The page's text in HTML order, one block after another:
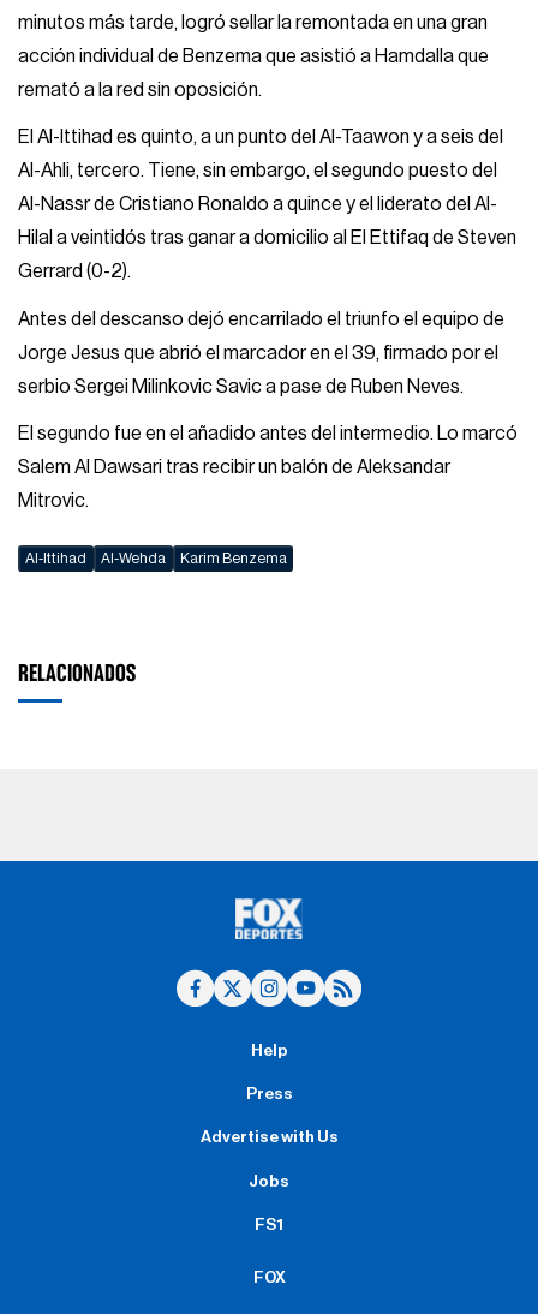
minutos más tarde, logró sellar la remontada en una gran
acción individual de Benzema que asistió a Hamdalla que
remató a la red sin oposición.
El Al-Ittihad es quinto, a un punto del Al-Taawon y a seis del
Al-Ahli, tercero. Tiene, sin embargo, el segundo puesto del
Al-Nassr de Cristiano Ronaldo a quince y el liderato del Al-
Hilal a veintidós tras ganar a domicilio al El Ettifaq de Steven
Gerrard (0-2).
Antes del descanso dejó encarrilado el triunfo el equipo de
Jorge Jesus que abrió el marcador en el 39, firmado por el
serbio Sergei Milinkovic Savic a pase de Ruben Neves.
El segundo fue en el añadido antes del intermedio. Lo marcó
Salem Al Dawsari tras recibir un balón de Aleksandar
Mitrovic.
Al-Ittihad Al-Wehda Karim Benzema
RELACIONADOS
Help
Press
Advertise with Us
Jobs
FS1
FOX